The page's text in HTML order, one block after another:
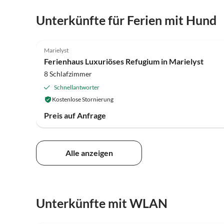
Unterkünfte für Ferien mit Hund
Marielyst
Ferienhaus Luxuriöses Refugium in Marielyst
8 Schlafzimmer
Schnellantworter
Kostenlose Stornierung
Preis auf Anfrage
Alle anzeigen
Unterkünfte mit WLAN